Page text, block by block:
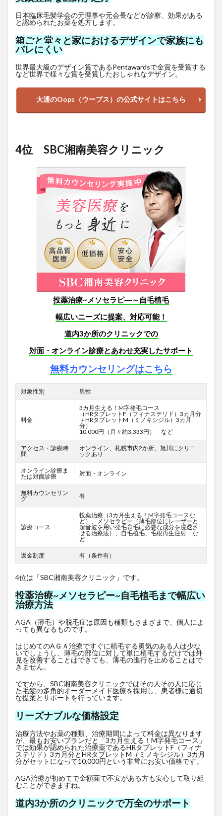
日本臨床毛髪学会の元理事や元会長などが診察、効果がある
と認められたお薬を処方します。
箱ごと堂々と家におけるデザインで家族にも
バレにくい
世界最大級のデザイン賞であるPentawardsで金賞を受賞する
など世界で様々な賞を受賞したおしゃれなデザイン。
大通のOops（ウープス）の公式サイトはこちら
4位 SBC湘南美容クリニック
投薬治療~メソセラピ―～自毛植毛
幅広いニーズに提案、対応可能！
道内3か所のクリニックでの
対面・オンライン診療とあわせ充実したサポート
無料カウンセリングはこちら
対象性別 男性
料金
3カ月生える！M字発毛コース
（HRタブレットF （フィナステリド）3カ月分
＋HRタブレットM（ミノキシジル）3カ月
分）
10,000円（月々約3,333円） など
アクセス・診療時
間
オンライン、札幌市内2か所、旭川にクリニ
ックあり
オンライン診療ま
たは対面診療
対面・オンライン
無料カウンセリン
グ
有
診療コース
投薬治療（3カ月生える！M字発毛コースな
ど）、メソセラピー（薄毛部位にレーザーと
超音波を用い発毛育毛に必要な成分を浸透さ
せる治療法）、自毛植毛、毛根再生注射 な
ど
返金制度 有（条件有）
4位は「SBC湘南美容クリニック」です。
投薬治療~メソセラピー~自毛植毛まで幅広い
治療方法
AGA（薄毛）や脱毛症は原因も種類もさまざまで、個人によ
っても異なるものです。
はじめてのAＧＡ治療ですぐに植毛する勇気のある人は少な
いでしょうし、薄毛の部位に対して単に植毛するだけでは外
見を改善することはできても、薄毛の進行を止めることはで
きません。
ですから、SBC湘南美容クリニックではその人その人に応じ
た毛髪の多角的オーダーメイド医療を採用し、患者様に適切
な提案とサポートを行っています。
リーズナブルな価格設定
治療方法やお薬の種類、治療期間によって料金は異なります
が、最もお安いプランだと「3カ月生える！M字発毛コース」
では効果が認められた治療薬であるHRタブレットF （フィナ
ステリド）3カ月分とHRタブレットM（ミノキシジル）3カ月
分がセットになって10,000円という非常にお安い価格です。
AGA治療が初めてで金額面で不安がある方も安心して取り組
むことができますね。
道内3か所のクリニックで万全のサポート